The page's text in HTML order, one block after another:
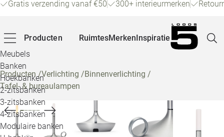
Gratis verzending vanaf €50 300+ interieurmerken
Producten
Meubels
Banken
Hoekbanken
2-zitsbanken
3-zitsbanken
4-zitsbanken
Modulaire banken
RuimtesMerkenInspiratie
Producten/Verlichting /Binnenverlichting /
Tafel- & bureaulampen